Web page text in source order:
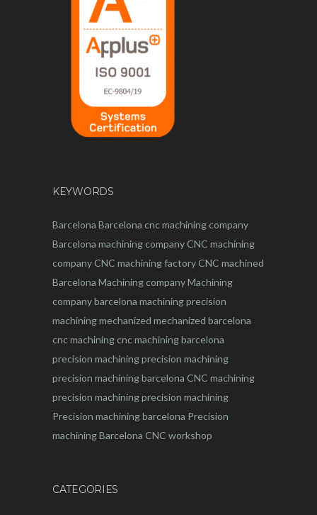
KEYWORDS
Barcelona Barcelona cncmachining company
Barcelona machining companyCNC machining
companyCNC machining factoryCNC machined
Barcelona Machining companyMachining
company barcelona machiningprecision
machiningmechanized mechanized barcelona
cnc machiningcnc machining barcelona
precision machiningprecision machining
precision machining barcelona CNC machining
precision machiningprecision machining
Precision machining barcelona Precision
machining Barcelona CNC workshop
CATEGORIES